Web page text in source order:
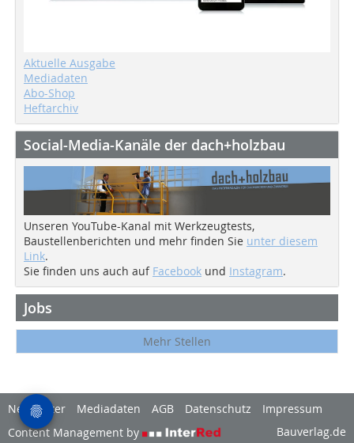
Aktuelle Ausgabe
Mediadaten
Abo-Shop
Heftarchiv
Social-Media-Kanäle der dach+holzbau
Unseren YouTube-Kanal mit Werkzeugtests,
Baustellenberichten und mehr finden Sie unter diesem
Link.
Sie finden uns auch auf Facebook und Instagram.
Jobs
Mehr Stellen
Newsletter Mediadaten AGB Datenschutz
Impressum
Content Management by
Bauverlag.de